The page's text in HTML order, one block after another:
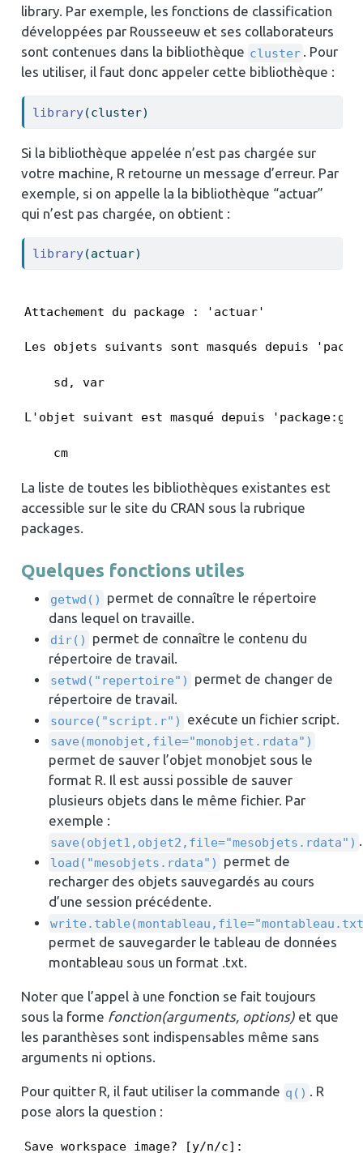
library. Par exemple, les fonctions de classification
développées par Rousseeuw et ses collaborateurs
sont contenues dans la bibliothèque cluster . Pour
les utiliser, il faut donc appeler cette bibliothèque :
library(cluster)
Si la bibliothèque appelée n’est pas chargée sur
votre machine, R retourne un message d’erreur. Par
exemple, si on appelle la la bibliothèque “actuar”
qui n’est pas chargée, on obtient :
library(actuar)
Attachement du package : 'actuar'
Les objets suivants sont masqués depuis
    sd, var
L'objet suivant est masqué depuis
    cm
La liste de toutes les bibliothèques existantes est
accessible sur le site du CRAN sous la rubrique
packages.
Quelques fonctions utiles
getwd()
permet de connaître le répertoire
dans lequel on travaille.
dir()
permet de connaître le contenu du
répertoire de travail.
setwd("repertoire")
permet de changer de
répertoire de travail.
source("script.r") exécute un fichier script.
save(monobjet,file="monobjet.rdata")
permet de sauver l’objet monobjet sous le
format R. Il est aussi possible de sauver
plusieurs objets dans le même fichier. Par
exemple :
save(objet1,objet2,file="mesobjets.rdata") .
load("mesobjets.rdata")
permet de
recharger des objets sauvegardés au cours
d’une session précédente.
permet de sauvegarder le tableau de données
montableau sous un format .txt.
Noter que l’appel à une fonction se fait toujours
sous la forme fonction(arguments, options)et que
les paranthèses sont indispensables même sans
arguments ni options.
Pour quitter R, il faut utiliser la commande q() . R
pose alors la question :
Save workspace image? [y/n/c]: